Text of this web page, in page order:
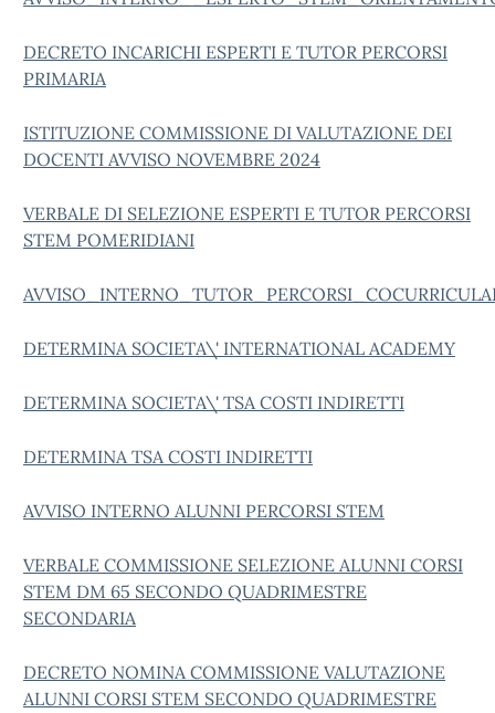
DECRETO INCARICHI ESPERTI E TUTOR PERCORSI
PRIMARIA
ISTITUZIONE COMMISSIONE DI VALUTAZIONE DEI
DOCENTI AVVISO NOVEMBRE 2024
VERBALE DI SELEZIONE ESPERTI E TUTOR PERCORSI
STEM POMERIDIANI
DETERMINA SOCIETA\' INTERNATIONAL ACADEMY
DETERMINA SOCIETA\' TSA COSTI INDIRETTI
DETERMINA TSA COSTI INDIRETTI
AVVISO INTERNO ALUNNI PERCORSI STEM
VERBALE COMMISSIONE SELEZIONE ALUNNI CORSI
STEM DM 65 SECONDO QUADRIMESTRE
SECONDARIA
DECRETO NOMINA COMMISSIONE VALUTAZIONE
ALUNNI CORSI STEM SECONDO QUADRIMESTRE